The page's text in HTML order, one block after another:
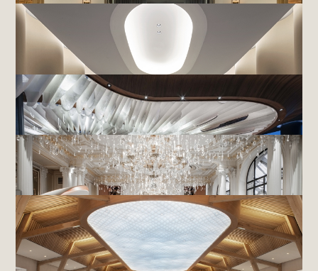
MAISON VAN CLEEF & ARPELS,HONG-KONG
MAYFAIR PARK RESIDENCES,
MAISON 3B,PARIS
MAISON VAN CLEEF & ARPELS - 22-24 PLACE VENDÔME -